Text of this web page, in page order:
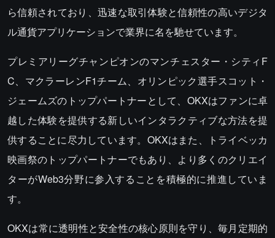
ら信頼されており、迅速な取引体験と信頼性の高いデジタ
ル通貨アプリケーションで業界に名を馳せています。
プレミアリーグチャンピオンのマンチェスター・シティF
C、マクラーレンF1チーム、オリンピック選手スコット・
ジェームズのトップパートナーとして、OKXはファンに卓
越した体験を提供する新しいインタラクティブな方法を提
供することに尽力しています。OKXはまた、トライベッカ
映画祭のトップパートナーでもあり、より多くのクリエイ
ターがWeb3分野に参入することを積極的に推進していま
す。
OKXは常に透明性と安全性の核心原則を守り、毎月定期的